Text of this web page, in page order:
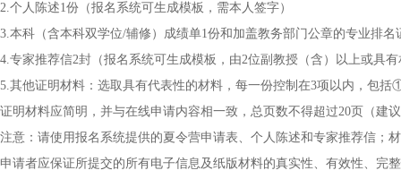
2.个人陈述1份（报名系统可生成模板，需本人签字）
3.本科（含本科双学位/辅修）成绩单1份和加盖教务部门公章的专业排名
4.专家推荐信2封（报名系统可生成模板，由2位副教授（含）以上或具
5.其他证明材料：选取具有代表性的材料，每一份控制在3项以内，包
证明材料应简明，并与在线申请内容相一致，总页数不得超过20页（建
注意：请使用报名系统提供的夏令营申请表、个人陈述和专家推荐信；
申请者应保证所提交的所有电子信息及纸版材料的真实性、有效性、完